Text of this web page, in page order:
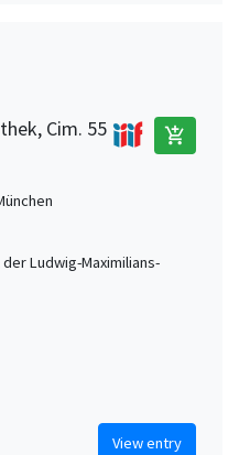
Cim. 55 add_shopping_cart
Ludwig-Maximilians-
View entry